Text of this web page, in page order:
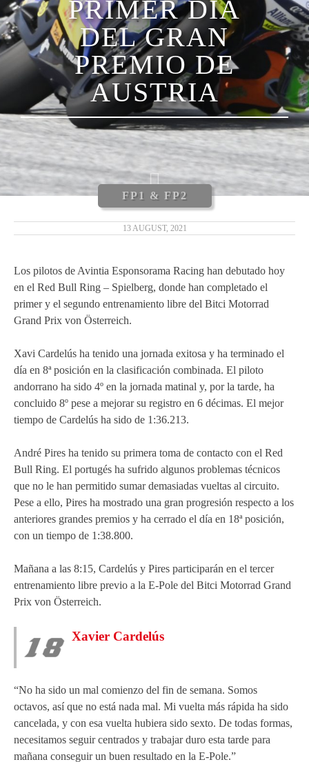
PRIMER DÍA
DEL GRAN
PREMIO DE
AUSTRIA
FP1 & FP2
13 AUGUST, 2021
Los pilotos de Avintia Esponsorama Racing han debutado hoy
en el Red Bull Ring – Spielberg, donde han completado el
primer y el segundo entrenamiento libre del Bitci Motorrad
Grand Prix von Österreich.
Xavi Cardelús ha tenido una jornada exitosa y ha terminado el
día en 8ª posición en la clasificación combinada. El piloto
andorrano ha sido 4º en la jornada matinal y, por la tarde, ha
concluido 8º pese a mejorar su registro en 6 décimas. El mejor
tiempo de Cardelús ha sido de 1:36.213.
André Pires ha tenido su primera toma de contacto con el Red
Bull Ring. El portugés ha sufrido algunos problemas técnicos
que no le han permitido sumar demasiadas vueltas al circuito.
Pese a ello, Pires ha mostrado una gran progresión respecto a los
anteriores grandes premios y ha cerrado el día en 18ª posición,
con un tiempo de 1:38.800.
Mañana a las 8:15, Cardelús y Pires participarán en el tercer
entrenamiento libre previo a la E-Pole del Bitci Motorrad Grand
Prix von Österreich.
Xavier Cardelús
“No ha sido un mal comienzo del fin de semana. Somos
octavos, así que no está nada mal. Mi vuelta más rápida ha sido
cancelada, y con esa vuelta hubiera sido sexto. De todas formas,
necesitamos seguir centrados y trabajar duro esta tarde para
mañana conseguir un buen resultado en la E-Pole.”